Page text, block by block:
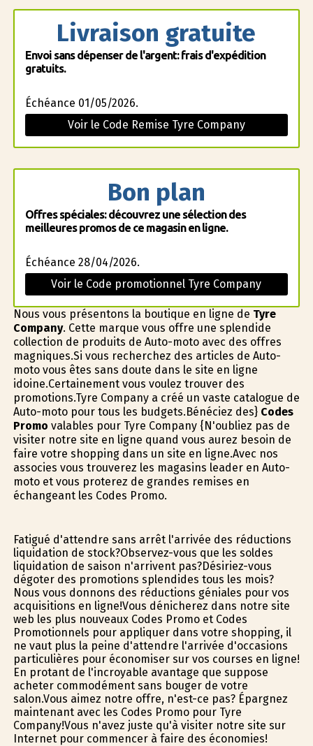
Livraison gratuite
Envoi sans dépenser de l'argent: frais d'expédition
gratuits.
Échéance 01/05/2026.
Voir le Code Remise Tyre Company
Bon plan
Offres spéciales: découvrez une sélection des
meilleures promos de ce magasin en ligne.
Échéance 28/04/2026.
Voir le Code promotionnel Tyre Company
Nous vous présentons la boutique en ligne de Tyre
Company. Cette marque vous offre une splendide
collection de produits de Auto-moto avec des offres
magnifiques.Si vous recherchez des articles de Auto-
moto vous êtes sans doute dans le site en ligne
idoine.Certainement vous voulez trouver des
promotions.Tyre Company a créé un vaste catalogue de
Auto-moto pour tous les budgets.Bénéficiez des} Codes
Promo valables pour Tyre Company {N'oubliez pas de
visiter notre site en ligne quand vous aurez besoin de
faire votre shopping dans un site en ligne.Avec nos
associes vous trouverez les magasins leader en Auto-
moto et vous profiterez de grandes remises en
échangeant les Codes Promo.
Fatigué d'attendre sans arrêt l'arrivée des réductions
liquidation de stock?Observez-vous que les soldes
liquidation de saison n'arrivent pas?Désiriez-vous
dégoter des promotions splendides tous les mois?
Nous vous donnons des réductions géniales pour vos
acquisitions en ligne!Vous dénicherez dans notre site
web les plus nouveaux Codes Promo et Codes
Promotionnels pour appliquer dans votre shopping, il
ne vaut plus la peine d'attendre l'arrivée d'occasions
particulières pour économiser sur vos courses en ligne!
En profitant de l'incroyable avantage que suppose
acheter commodément sans bouger de votre
salon.Vous aimez notre offre, n'est-ce pas? Épargnez
maintenant avec les Codes Promo pour Tyre
Company!Vous n'avez juste qu'à visiter notre site sur
Internet pour commencer à faire des économies!